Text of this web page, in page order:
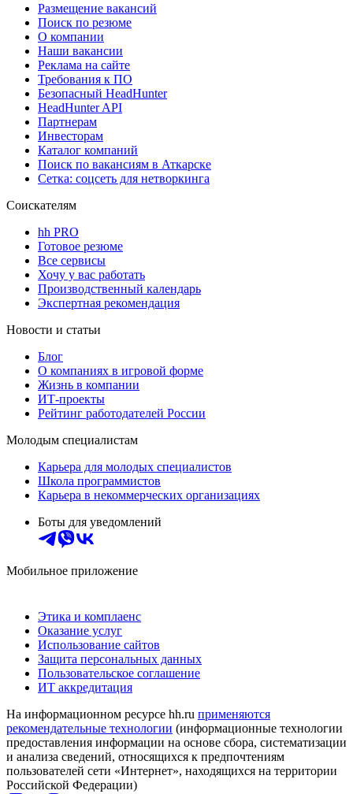
Размещение вакансий
Поиск по резюме
О компании
Наши вакансии
Реклама на сайте
Требования к ПО
Безопасный HeadHunter
HeadHunter API
Партнерам
Инвесторам
Каталог компаний
Поиск по вакансиям в Аткарске
Сетка: соцсеть для нетворкинга
Соискателям
hh PRO
Готовое резюме
Все сервисы
Хочу у вас работать
Производственный календарь
Экспертная рекомендация
Новости и статьи
Блог
О компаниях в игровой форме
Жизнь в компании
ИТ-проекты
Рейтинг работодателей России
Молодым специалистам
Карьера для молодых специалистов
Школа программистов
Карьера в некоммерческих организациях
Боты для уведомлений
Мобильное приложение
Этика и комплаенс
Оказание услуг
Использование сайтов
Защита персональных данных
Пользовательское соглашение
ИТ аккредитация
На информационном ресурсе hh.ru применяются
рекомендательные технологии (информационные технологии
предоставления информации на основе сбора, систематизации
и анализа сведений, относящихся к предпочтениям
пользователей сети «Интернет», находящихся на территории
Российской Федерации)